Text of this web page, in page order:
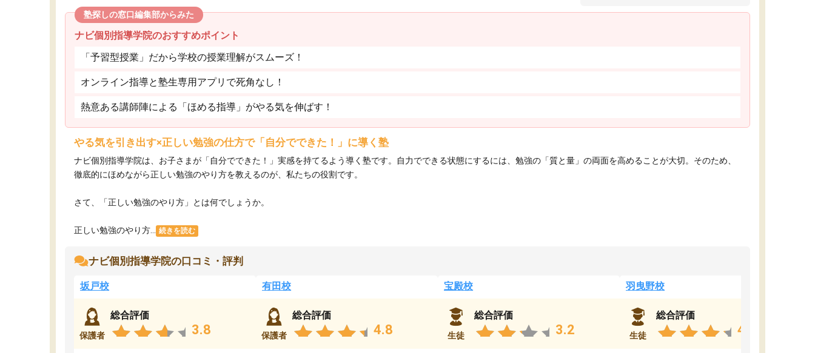
塾探しの窓口編集部からみた
ナビ個別指導学院のおすすめポイント
「予習型授業」だから学校の授業理解がスムーズ！
オンライン指導と塾生専用アプリで死角なし！
熱意ある講師陣による「ほめる指導」がやる気を伸ばす！
やる気を引き出す×正しい勉強の仕方で「自分でできた！」に導く塾
ナビ個別指導学院は、お子さまが「自分でできた！」実感を持てるよう導く塾です。自力でできる状態にするには、勉強の「質と量」の両面を高めることが大切。そのため、
徹底的にほめながら正しい勉強のやり方を教えるのが、私たちの役割です。
さて、「正しい勉強のやり方」とは何でしょうか。
正しい勉強のやり方... 続きを読む
ナビ個別指導学院の口コミ・評判
坂戸校
保護者
総合評価
3.8
有田校
保護者
総合評価
4.8
宝殿校
生徒
総合評価
3.2
羽曳野校
生徒
総合評価
4.6